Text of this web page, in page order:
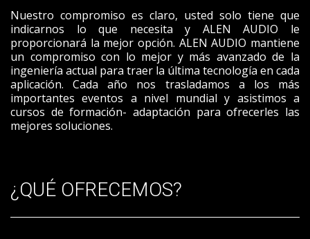
Nuestro compromiso es claro, usted solo tiene que
indicarnos lo que necesita y ALEN AUDIO le
proporcionará la mejor opción. ALEN AUDIO mantiene
un compromiso con lo mejor y más avanzado de la
ingeniería actual para traer la última tecnología en cada
aplicación. Cada año nos trasladamos a los más
importantes eventos a nivel mundial y asistimos a
cursos de formación- adaptación para ofrecerles las
mejores soluciones.
¿QUÉ OFRECEMOS?